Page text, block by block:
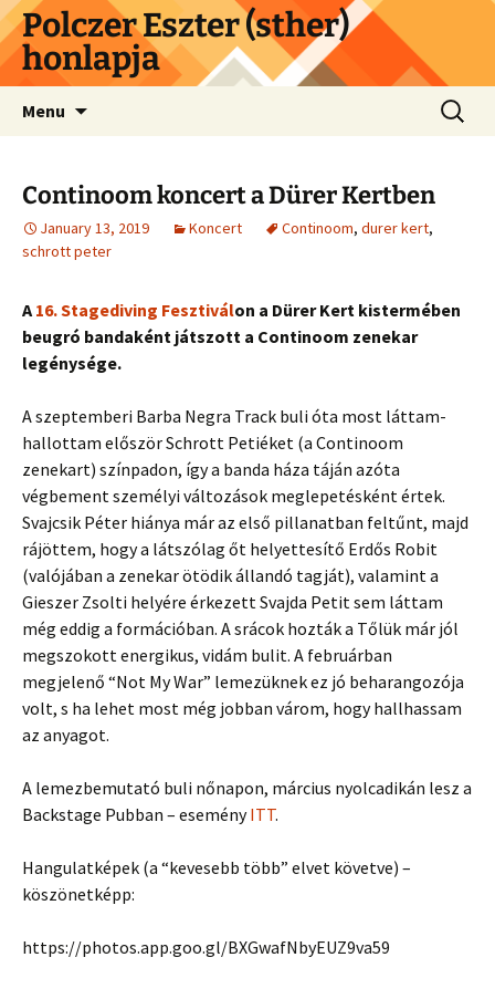
Skip
to
content
Polczer Eszter (sther)
honlapja
Menu
Search
for:
Continoom koncert a Dürer Kertben
January 13, 2019 Koncert Continoom, durer kert,
schrott peter
A16. Stagediving Fesztiválon a Dürer Kert kistermében
beugró bandaként játszott a Continoom zenekar
legénysége.
A szeptemberi Barba Negra Track buli óta most láttam-
hallottam először Schrott Petiéket (a Continoom
zenekart) színpadon, így a banda háza táján azóta
végbement személyi változások meglepetésként értek.
Svajcsik Péter hiánya már az első pillanatban feltűnt, majd
rájöttem, hogy a látszólag őt helyettesítő Erdős Robit
(valójában a zenekar ötödik állandó tagját), valamint a
Gieszer Zsolti helyére érkezett Svajda Petit sem láttam
még eddig a formációban. A srácok hozták a Tőlük már jól
megszokott energikus, vidám bulit. A februárban
megjelenő “Not My War” lemezüknek ez jó beharangozója
volt, s ha lehet most még jobban várom, hogy hallhassam
az anyagot.
A lemezbemutató buli nőnapon, március nyolcadikán lesz a
Backstage Pubban – eseményITT.
Hangulatképek (a “kevesebb több” elvet követve) –
köszönetképp:
https://photos.app.goo.gl/BXGwafNbyEUZ9va59